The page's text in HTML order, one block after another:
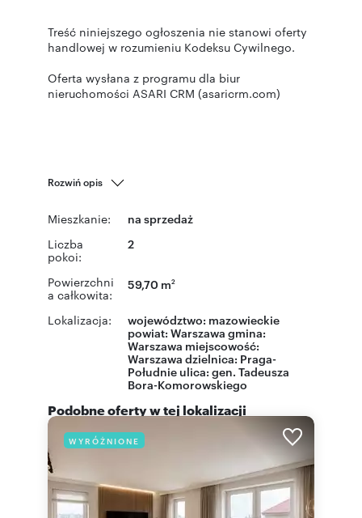
Treść niniejszego ogłoszenia nie stanowi oferty
handlowej w rozumieniu Kodeksu Cywilnego.
Oferta wysłana z programu dla biur
nieruchomości ASARI CRM (asaricrm.com)
Rozwiń opis
Mieszkanie: na sprzedaż
Liczba
pokoi:
2
Powierzchni
a całkowita:
59,70 m2
Lokalizacja: województwo: mazowieckie
powiat: Warszawa gmina:
Warszawa miejscowość:
Warszawa dzielnica: Praga-
Południe ulica: gen. Tadeusza
Bora-Komorowskiego
Podobne oferty w tej lokalizacji
WYRÓŻNIONE